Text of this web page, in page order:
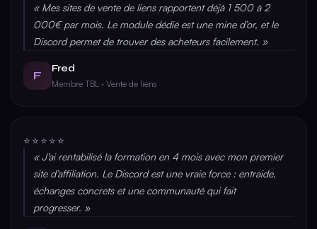
« Mes sites de vente de liens rapportent déjà 1 500 à 2
000€ par mois. Le module dédié est une mine d’or, et le
Discord permet de trouver des acheteurs facilement. »
F
Fred
Membre TBL · Vente de liens
⭐⭐⭐⭐⭐
« J’ai rentabilisé la formation en 4 mois avec mon premier
site d’affiliation. Le Discord est une vraie force : entraide,
échanges concrets et une communauté qui fait
progresser. »